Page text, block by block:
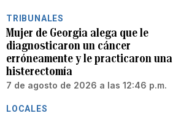
TRIBUNALES
Mujer de Georgia alega que le
diagnosticaron un cáncer
erróneamente y le practicaron una
histerectomía
7 de agosto de 2026 a las 12:46 p.m.
LOCALES